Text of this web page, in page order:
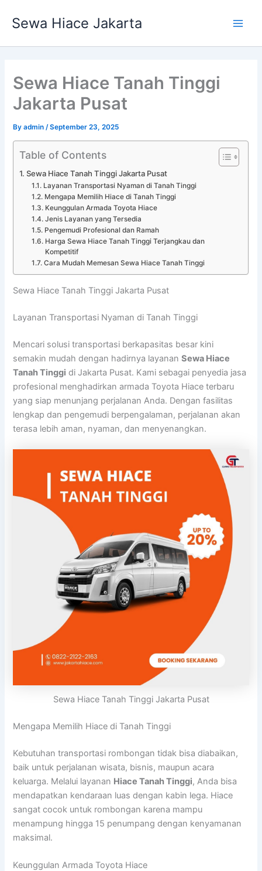
Sewa Hiace Jakarta
Sewa Hiace Tanah Tinggi
Jakarta Pusat
Byadmin /September 23, 2025
Table of Contents
Sewa Hiace Tanah Tinggi Jakarta Pusat
Layanan Transportasi Nyaman di Tanah Tinggi
Mengapa Memilih Hiace di Tanah Tinggi
Keunggulan Armada Toyota Hiace
Jenis Layanan yang Tersedia
Pengemudi Profesional dan Ramah
Harga Sewa Hiace Tanah Tinggi Terjangkau dan
Kompetitif
Cara Mudah Memesan Sewa Hiace Tanah Tinggi
Sewa Hiace Tanah Tinggi Jakarta Pusat
Layanan Transportasi Nyaman di Tanah Tinggi
Mencari solusi transportasi berkapasitas besar kini
semakin mudah dengan hadirnya layananSewa Hiace
Tanah Tinggi di Jakarta Pusat. Kami sebagai penyedia jasa
profesional menghadirkan armada Toyota Hiace terbaru
yang siap menunjang perjalanan Anda. Dengan fasilitas
lengkap dan pengemudi berpengalaman, perjalanan akan
terasa lebih aman, nyaman, dan menyenangkan.
Sewa Hiace Tanah Tinggi Jakarta Pusat
Mengapa Memilih Hiace di Tanah Tinggi
Kebutuhan transportasi rombongan tidak bisa diabaikan,
baik untuk perjalanan wisata, bisnis, maupun acara
keluarga. Melalui layanan Hiace Tanah Tinggi, Anda bisa
mendapatkan kendaraan luas dengan kabin lega. Hiace
sangat cocok untuk rombongan karena mampu
menampung hingga 15 penumpang dengan kenyamanan
maksimal.
Keunggulan Armada Toyota Hiace